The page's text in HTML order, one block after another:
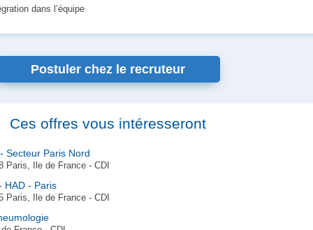
dans l’équipe
Postuler chez le recruteur
Ces offres vous intéresseront
Secteur Paris Nord
Paris, Ile de France - CDI
HAD - Paris
Paris, Ile de France - CDI